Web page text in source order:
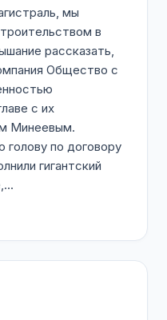
мы
в
рассказать,
Общество с
с их
Минеевым.
голову по договору
гигантский